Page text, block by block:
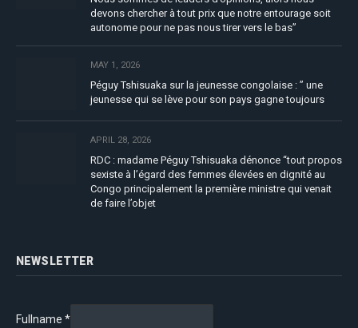
devons chercher à tout prix que notre entourage soit
autonome pour ne pas nous tirer vers le bas”
MAY 1, 2026
Péguy Tshisuaka sur la jeunesse congolaise : ” une
jeunesse qui se lève pour son pays gagne toujours
APRIL 28, 2026
RDC : madame Péguy Tshisuaka dénonce “tout propos
sexiste à l’égard des femmes élevées en dignité au
Congo principalement la première ministre qui venait
de faire l’objet
NEWSLETTER
Fullname *